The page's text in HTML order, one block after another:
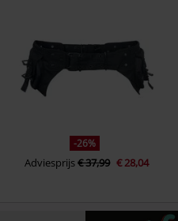
-26%
Adviesprijs€ 37,99 € 28,04